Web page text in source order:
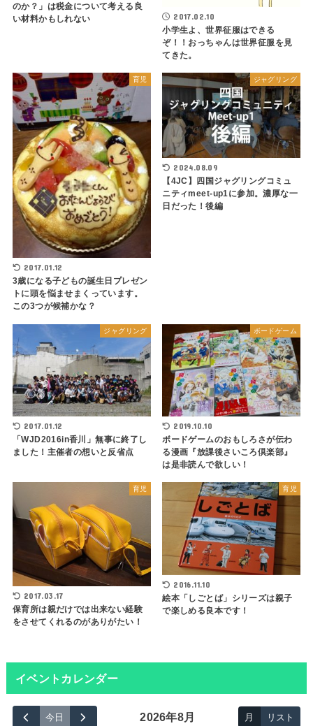
のか？」は税金について考える良
い材料かもしれない
2017.02.10
小学生よ、世界征服はできる
ぞ！！おっちゃんは世界征服を見
てきた。
育児
2017.01.12
3歳になる子どもの誕生日プレゼン
トに頭を悩ませまくっています。
この3つが候補かな？
ジャグリング
2024.08.09
【4JC】四国ジャグリングコミュ
ニティmeet-up1に参加。濃厚な一
日だった！後編
ジャグリング
2017.01.12
「WJD2016in香川」無事に終了し
ました！主催者の想いと反省点
ボードゲーム
2019.10.10
ボードゲームのおもしろさが伝わ
る漫画『放課後さいころ倶楽部』
は是非読んで欲しい！
育児
2017.03.17
保育所は親だけでは出来ない経験
をさせてくれるのがありがたい！
育児
2016.11.10
絵本「しごとば」シリーズは親子
で楽しめる良本です！
イベントカレンダー
今日 2026年8月 月 リスト